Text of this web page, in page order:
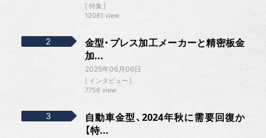
特集
12081 view
金型・プレス加工メーカーと精密板金
加...
2025年06月06日
インタビュー
7756 view
自動車金型、2024年秋に需要回復か
【特...